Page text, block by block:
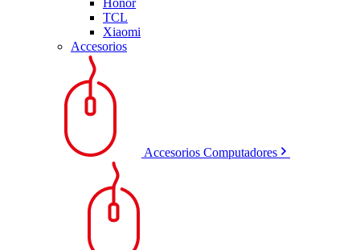
TCL
Xiaomi
Accesorios
Accesorios Computadores